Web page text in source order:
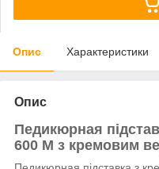
Опис Характеристики
Опис
Педикюрная
600 M з кремовим